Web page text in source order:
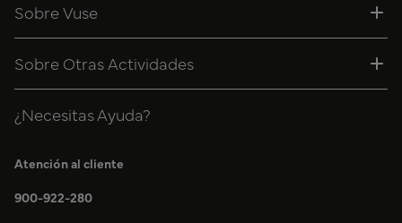
Sobre Vuse
Sobre Otras Actividades
¿Necesitas Ayuda?
Atención al cliente
900-922-280